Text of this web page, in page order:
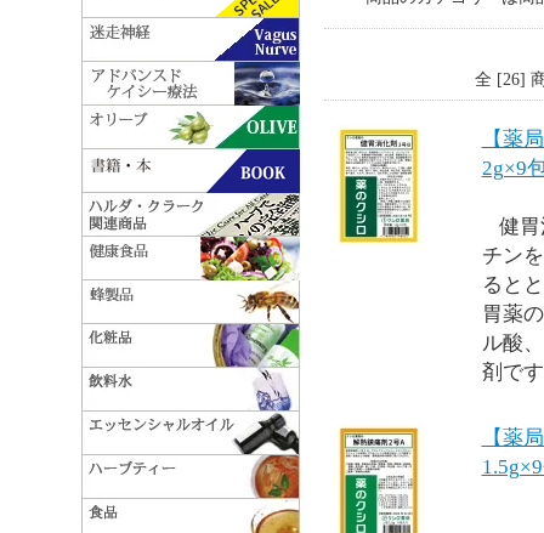
全 [26]
【薬
2g×9
健
チン
ると
胃薬
ル酸
剤で
【薬